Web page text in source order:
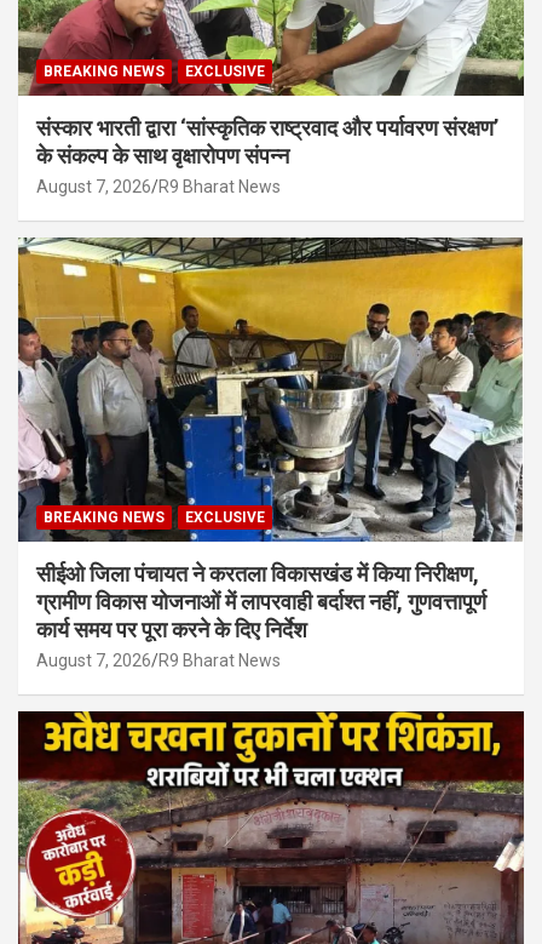
BREAKING NEWS EXCLUSIVE
संस्कार भारती द्वारा ‘सांस्कृतिक राष्ट्रवाद और पर्यावरण संरक्षण’
के संकल्प के साथ वृक्षारोपण संपन्न
August 7, 2026 R9 Bharat News
BREAKING NEWS EXCLUSIVE
सीईओ जिला पंचायत ने करतला विकासखंड में किया निरीक्षण,
ग्रामीण विकास योजनाओं में लापरवाही बर्दाश्त नहीं, गुणवत्तापूर्ण
कार्य समय पर पूरा करने के दिए निर्देश
August 7, 2026 R9 Bharat News